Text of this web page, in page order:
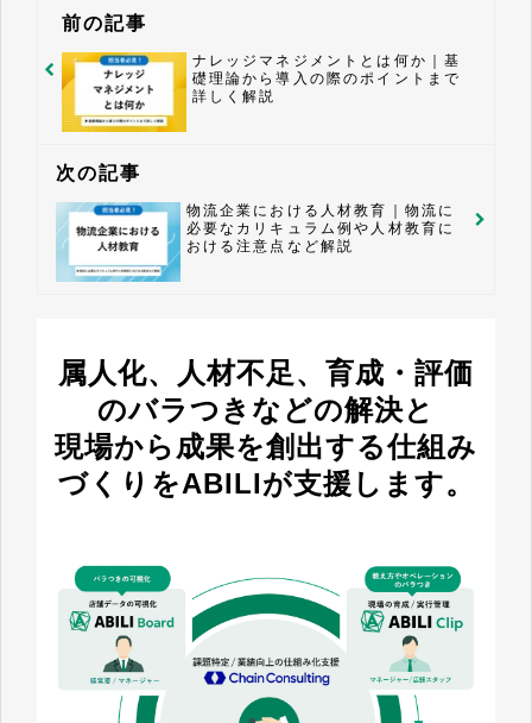
前の記事
ナレッジマネジメントとは何か｜基
礎理論から導入の際のポイントまで
詳しく解説
次の記事
物流企業における人材教育｜物流に
必要なカリキュラム例や人材教育に
おける注意点など解説
属人化、人材不足、育成・評価
のバラつきなどの解決と
現場から成果を創出する仕組み
づくりをABILIが支援します。